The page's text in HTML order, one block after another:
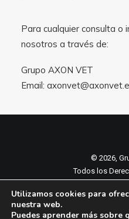
Para cualquier consulta o
nosotros a través de:
Grupo AXON VET
Email:
© 2026,
Todos los
Política
Utilizamos cookies para
nuestra web.
Puedes aprender más sobre